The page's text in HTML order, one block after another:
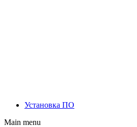
Установка ПО
Main menu